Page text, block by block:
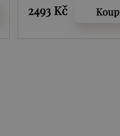
Gold Coin
2493 Kč